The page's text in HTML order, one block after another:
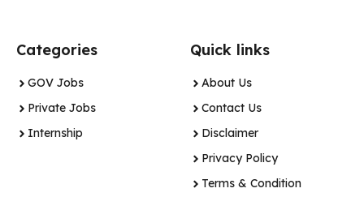
Categories
GOV Jobs
Private Jobs
Internship
Quick links
About Us
Contact Us
Disclaimer
Privacy Policy
Terms & Condition